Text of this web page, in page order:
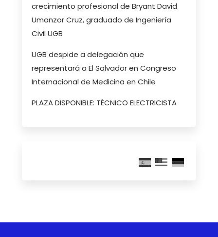
crecimiento profesional de Bryant David
Umanzor Cruz, graduado de Ingeniería
Civil UGB
UGB despide a delegación que
representará a El Salvador en Congreso
Internacional de Medicina en Chile
PLAZA DISPONIBLE: TÉCNICO ELECTRICISTA